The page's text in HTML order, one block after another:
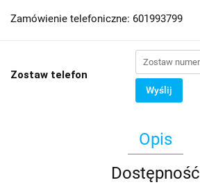
Zamówienie telefoniczne: 601993799
Zostaw telefon
Wyślij
Opis
Dostępność